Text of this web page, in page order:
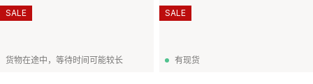
货物在途中，等待时间可能较长
SALE
有现货
SALE